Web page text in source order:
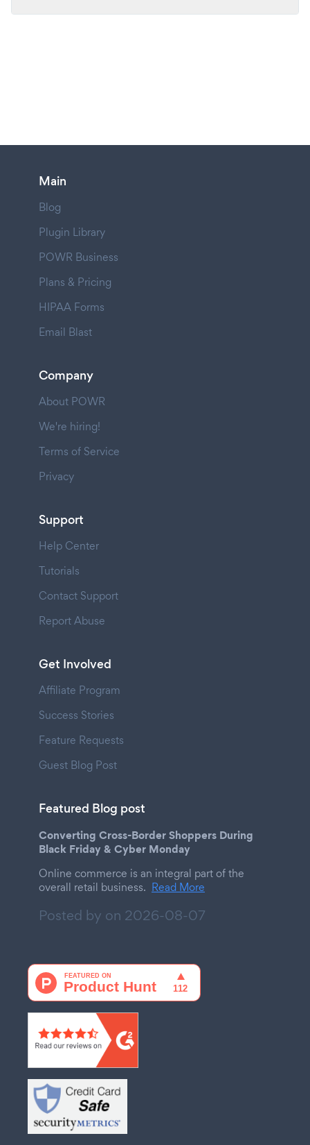
Main
Blog
Plugin Library
POWR Business
Plans & Pricing
HIPAA Forms
Email Blast
Company
About POWR
We're hiring!
Terms of Service
Privacy
Support
Help Center
Tutorials
Contact Support
Report Abuse
Get Involved
Affiliate Program
Success Stories
Feature Requests
Guest Blog Post
Featured Blog post
Converting Cross-Border Shoppers During
Black Friday & Cyber Monday
Online commerce is an integral part of the
overall retail business. Read More
Posted by on 2026-08-07